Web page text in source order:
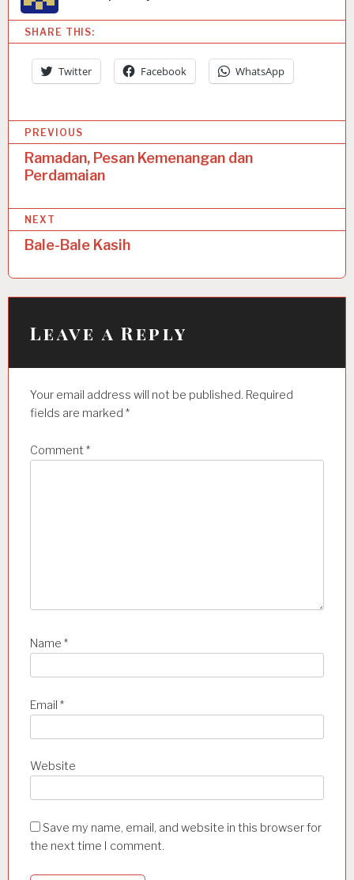
SHARE THIS:
Twitter Facebook WhatsApp
o
t
n
v
a
PREVIOUS
Ramadan, Pesan Kemenangan dan
Perdamaian
NEXT
Bale-Bale Kasih
Leave a Reply
Your email address will not be published. Required
fields are marked *
Comment *
Name *
Email *
Website
Save my name, email, and website in this browser for
the next time I comment.